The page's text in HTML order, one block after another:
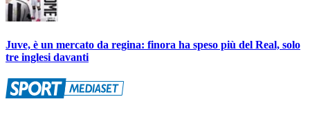
Juve, è un mercato da regina: finora ha speso più del Real, solo
tre inglesi davanti